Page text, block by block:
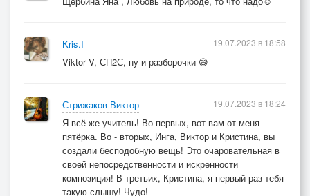
Kris.I
Viktor V, СП2С, ну и разборочки 😅
19.07.2023 в 18:58
Стрижаков Виктор
Я всё же учитель! Во-первых, вот вам от меня
пятёрка. Во - вторых, Инга, Виктор и Кристина, вы
создали бесподобную вещь! Это очаровательная в
своей непосредственности и искренности
композиция! В-третьих, Кристина, я первый раз тебя
такую слышу! Чудо!
19.07.2023 в 18:24